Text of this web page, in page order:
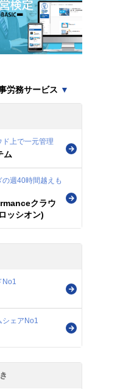
労務サービス ▼
上で一元管理
ム
週40時間越えも
クラウ
ッシオン)
No1
シェアNo1